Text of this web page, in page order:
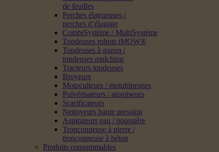
de feuilles
Perches élagueuses /
perches d’élagage
CombiSystème / MultiSystème
Tondeuses robots iMOW®
Tondeuses à gazon /
tondeuses mulching
Tracteurs tondeuses
Broyeurs
Motoculteurs / motobineuses
Pulvérisateurs / atomiseurs
Scarificateurs
Nettoyeurs haute pression
Aspirateurs eau / poussière
Tronçonneuse à pierre /
tronçonneuse à béton
Produits consommables